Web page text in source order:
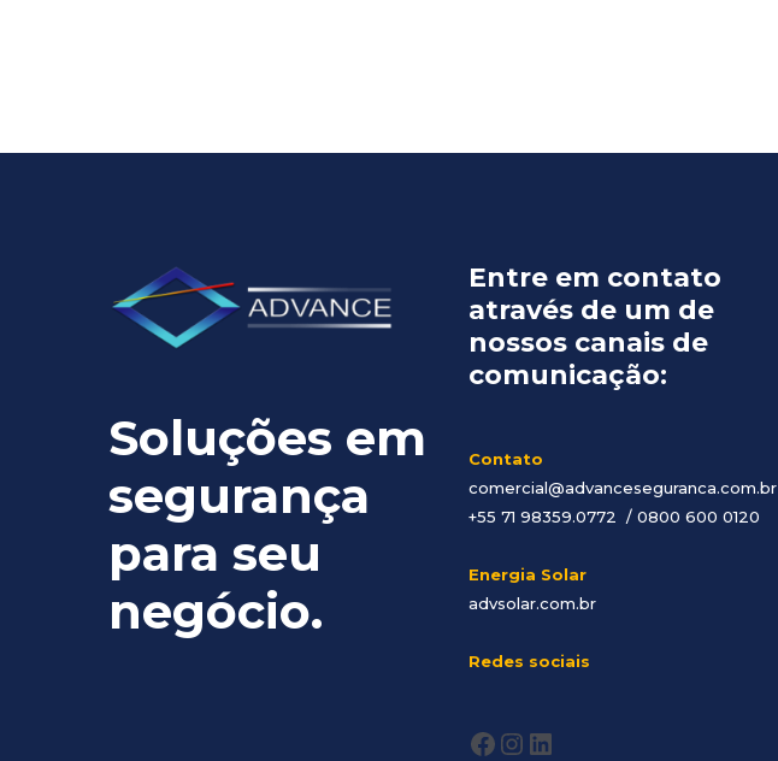
Soluções em
segurança
para seu
negócio.
Entre em contato
através de um de
nossos canais de
comunicação:
Contato
comercial@advanceseguranca.com.br
+55 71 98359.0772 / 0800 600 0120
Energia Solar
advsolar.com.br
Redes sociais